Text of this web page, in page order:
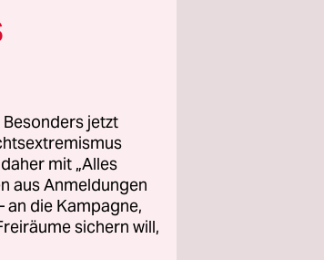
jetzt
mit „Alles
aus Anmeldungen
an die Kampagne,
sichern will,